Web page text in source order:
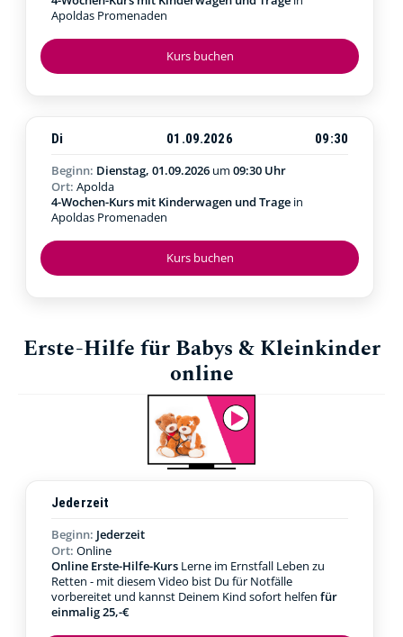
Kurs buchen
Apoldas Promenaden
Kurs buchen
Di 01.09.2026
09:30
Beginn: Dienstag, 01.09.2026 um 09:30 Uhr
Ort: Apolda
4-Wochen-Kurs mit Kinderwagen und Trage in
Apoldas Promenaden
Erste-Hilfe für Babys & Kleinkinder
online
Jederzeit
Beginn: Jederzeit
Ort: Online
Online Erste-Hilfe-Kurs Lerne im Ernstfall Leben zu
Retten - mit diesem Video bist Du für Notfälle
vorbereitet und kannst Deinem Kind sofort helfen für
einmalig 25,-€